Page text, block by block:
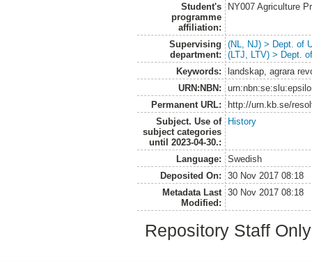
Student's
programme
affiliation:
NY007 Agriculture
Supervising
department:
(NL, NJ) > Dept. of
(LTJ, LTV) > Dept.
Keywords:
landskap, agrara
URN:NBN:
Permanent URL:
http://urn.kb.se/
Subject. Use of
subject categories
until 2023-04-30.:
History
Language:
Swedish
Deposited On:
30 Nov 2017 08:18
Metadata Last
Modified:
30 Nov 2017 08:18
Repository Staff